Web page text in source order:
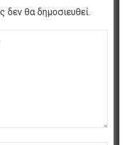
δεν θα δημοσιευθεί.